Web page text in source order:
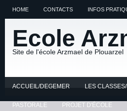
HOME CONTACTS INFOS
Ecole
Site de l'école Arzmael de Plouarzel
ACCUEIL/DEGEMER LES
PASTORALE PROJET D'ÉCOLE